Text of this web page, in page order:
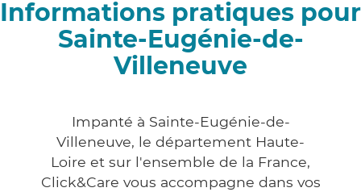
Informations pratiques pour
Sainte-Eugénie-de-
Villeneuve
Impanté à Sainte-Eugénie-de-
Villeneuve, le département Haute-
Loire et sur l'ensemble de la France,
Click&Care vous accompagne dans vos